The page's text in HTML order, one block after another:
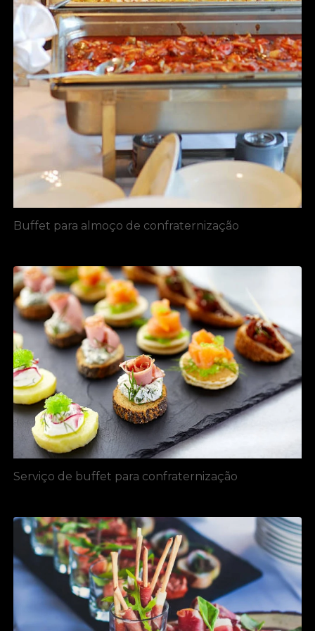
Buffet para almoço de confraternização​
Serviço de buffet para confraternização